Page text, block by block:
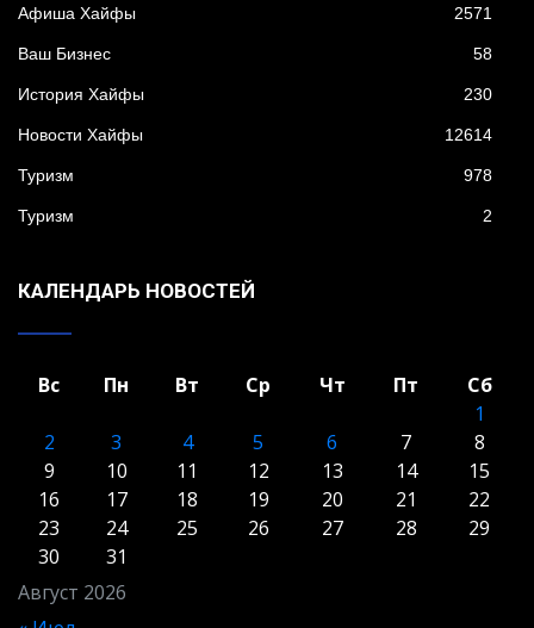
Афиша Хайфы 2571
Ваш Бизнес 58
История Хайфы 230
Новости Хайфы 12614
Туризм 978
Туризм 2
КАЛЕНДАРЬ НОВОСТЕЙ
Август 2026
Вс Пн Вт Ср Чт Пт
Сб
1
2
3 4 5 6 7
8
9
10 11 12 13 14
15
16
17 18 19 20 21
22
23
24 25 26 27 28
29
30
31